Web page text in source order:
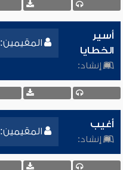
المقيمين: 0
أسير
الخطايا
إنشاد:
المقيمين: 0
أغيب
إنشاد: